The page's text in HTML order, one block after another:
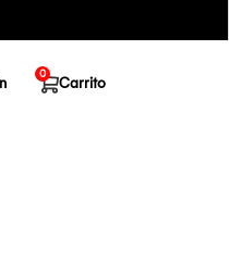
Carrito
0